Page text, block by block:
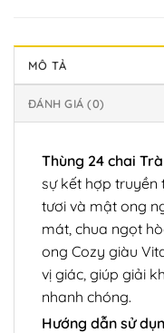
MÔ TẢ
ĐÁNH GIÁ (0)
Thùng 24 chai
sự kết hợp truyền
tươi và mật ong
mát, chua ngọt
ong Cozy giàu
vị giác, giúp giải
nhanh chóng.
Hướng dẫn sử